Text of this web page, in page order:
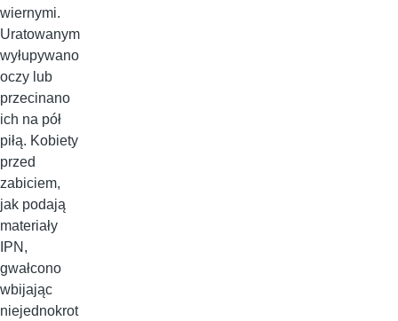
wiernymi.
Uratowanym
wyłupywano
oczy lub
przecinano
ich na pół
piłą. Kobiety
przed
zabiciem,
jak podają
materiały
IPN,
gwałcono
wbijając
niejednokrot